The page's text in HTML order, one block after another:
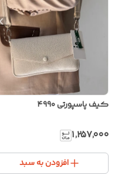
کیف پاسپورتی ۴۹۹۰
۱٬۲۵۷٬۰۰۰
افزودن به سبد